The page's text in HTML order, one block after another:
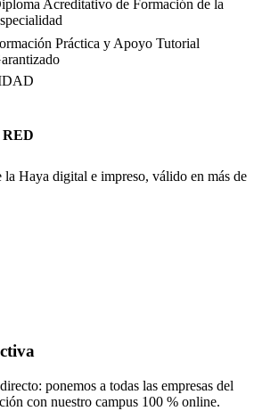
Acreditativo de Formación de la
Práctica y Apoyo Tutorial
Haya digital e impreso, válido en más de
ponemos a todas las empresas del
con nuestro campus 100 % online.